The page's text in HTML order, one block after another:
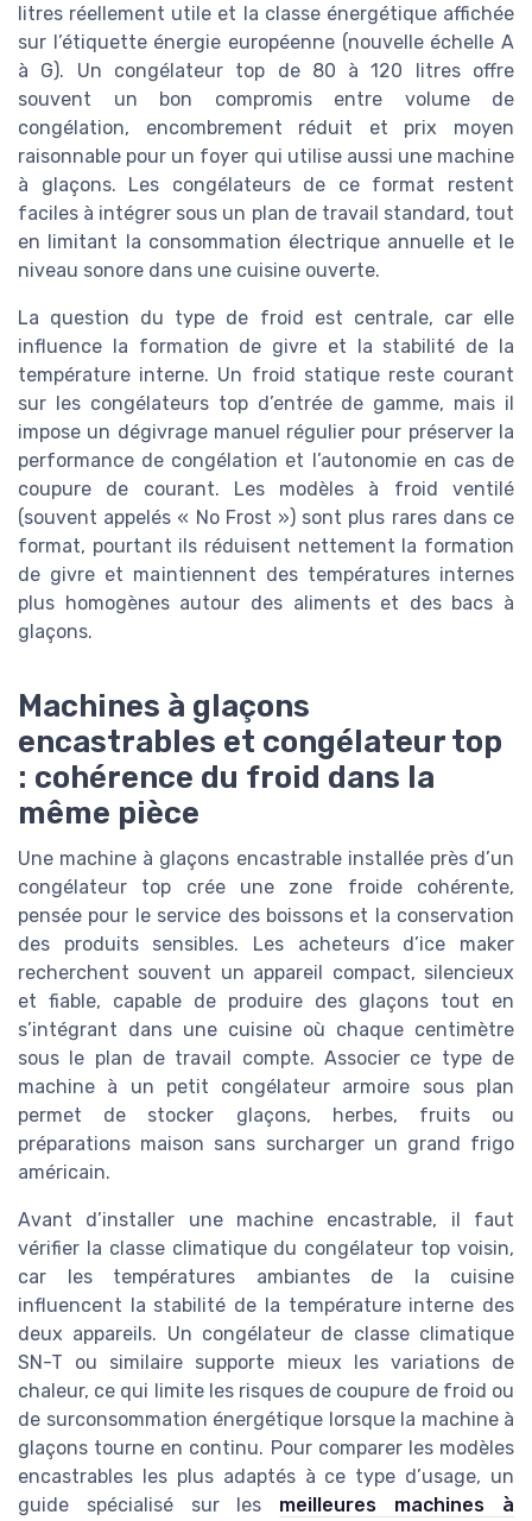
litres réellement utile et la classe énergétique affichée
sur l’étiquette énergie européenne (nouvelle échelle A
à G). Un congélateur top de 80 à 120 litres offre
souvent un bon compromis entre volume de
congélation, encombrement réduit et prix moyen
raisonnable pour un foyer qui utilise aussi une machine
à glaçons. Les congélateurs de ce format restent
faciles à intégrer sous un plan de travail standard, tout
en limitant la consommation électrique annuelle et le
niveau sonore dans une cuisine ouverte.
La question du type de froid est centrale, car elle
influence la formation de givre et la stabilité de la
température interne. Un froid statique reste courant
sur les congélateurs top d’entrée de gamme, mais il
impose un dégivrage manuel régulier pour préserver la
performance de congélation et l’autonomie en cas de
coupure de courant. Les modèles à froid ventilé
(souvent appelés « No Frost ») sont plus rares dans ce
format, pourtant ils réduisent nettement la formation
de givre et maintiennent des températures internes
plus homogènes autour des aliments et des bacs à
glaçons.
Machines à glaçons
encastrables et congélateur top
: cohérence du froid dans la
même pièce
Une machine à glaçons encastrable installée près d’un
congélateur top crée une zone froide cohérente,
pensée pour le service des boissons et la conservation
des produits sensibles. Les acheteurs d’ice maker
recherchent souvent un appareil compact, silencieux
et fiable, capable de produire des glaçons tout en
s’intégrant dans une cuisine où chaque centimètre
sous le plan de travail compte. Associer ce type de
machine à un petit congélateur armoire sous plan
permet de stocker glaçons, herbes, fruits ou
préparations maison sans surcharger un grand frigo
américain.
Avant d’installer une machine encastrable, il faut
vérifier la classe climatique du congélateur top voisin,
car les températures ambiantes de la cuisine
influencent la stabilité de la température interne des
deux appareils. Un congélateur de classe climatique
SN-T ou similaire supporte mieux les variations de
chaleur, ce qui limite les risques de coupure de froid ou
de surconsommation énergétique lorsque la machine à
glaçons tourne en continu. Pour comparer les modèles
encastrables les plus adaptés à ce type d’usage, un
guide spécialisé sur les meilleures machines à